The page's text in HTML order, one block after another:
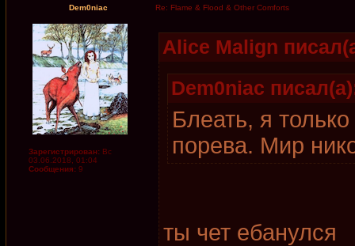
Dem0niac Re: Flame & Flood & Other Comforts
Зарегистрирован: Вс
03.06.2018, 01:04
Сообщения: 9
Alice Malign
Dem0niac
Блеать, я
порева. Мир
ты чет ебанулся